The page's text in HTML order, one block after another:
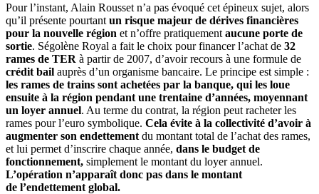
Pour l’instant, Alain Rousset n’a pas évoqué cet épineux sujet, alors
qu’il présente pourtant un risque majeur de dérives financières
pour la nouvelle région et n’offre pratiquement aucune porte de
sortie. Ségolène Royal a fait le choix pour financer l’achat de 32
rames de TER à partir de 2007, d’avoir recours à une formule de
crédit bail auprès d’un organisme bancaire. Le principe est simple :
les rames de trains sont achetées par la banque, qui les loue
ensuite à la région pendant une trentaine d’années, moyennant
un loyer annuel. Au terme du contrat, la région peut racheter les
rames pour l’euro symbolique. Cela évite à la collectivité d’avoir à
augmenter son endettement du montant total de l’achat des rames,
et lui permet d’inscrire chaque année, dans le budget de
fonctionnement, simplement le montant du loyer annuel.
L’opération n’apparaît donc pas dans le montant
de l’endettement global.